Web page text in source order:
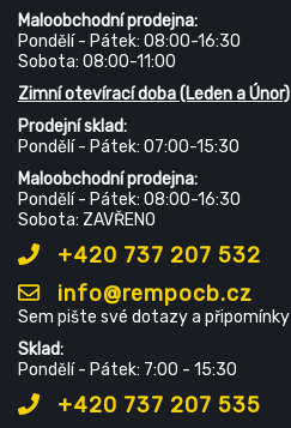
Maloobchodní prodejna:
Pondělí - Pátek: 08:00-16:30
Sobota: 08:00-11:00
Zimní otevírací doba (Leden a Únor)
Prodejní sklad:
Pondělí - Pátek: 07:00-15:30
Maloobchodní prodejna:
Pondělí - Pátek: 08:00-16:30
Sobota: ZAVŘENO
+420 737 207 532
info@rempocb.cz
Sem pište své dotazy a připomínky
Sklad:
Pondělí - Pátek: 7:00 - 15:30
+420 737 207 535